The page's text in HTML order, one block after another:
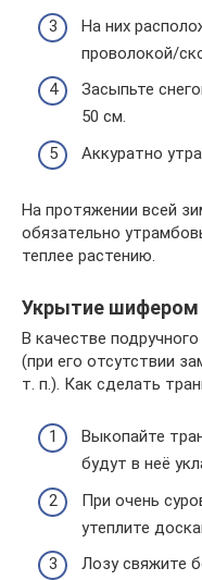
На них
проволокой/
Засыпьте
50 см.
Аккуратно
На протяжении всей
обязательно
теплее растению.
Укрытие шифером
В качестве
(при его отсутствии
т. п.). Как сделать
Выкопайте
будут в неё
При очень
утеплите
Лозу свяжите